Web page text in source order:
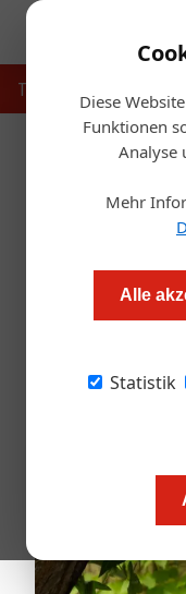
Diese
Funktionen
Analyse
Mehr
Alle
Statistik
Touristik